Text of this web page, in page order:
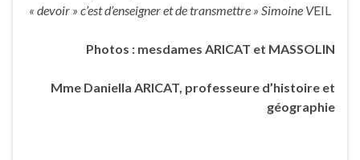
« devoir » c’est d’enseigner et de transmettre » Simoine VEIL
Photos : mesdames ARICAT et MASSOLIN
Mme Daniella ARICAT, professeure d’histoire et
géographie